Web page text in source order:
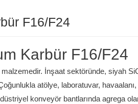
F16/F24
Karbür F16/F24
İnşaat sektöründe, siyah
atölye, laboratuvar,
konveyör bantlarında agrega